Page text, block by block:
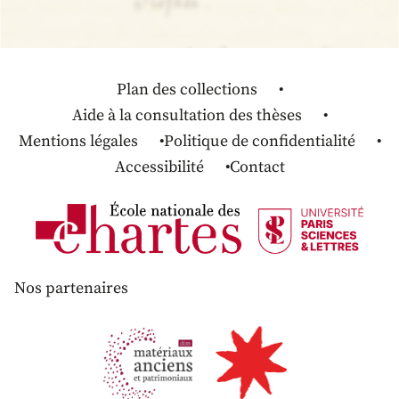
Plan des collections
Aide à la consultation des thèses
Mentions légales
Politique de confidentialité
Accessibilité
Contact
Nos partenaires